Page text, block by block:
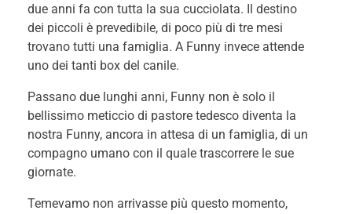
due anni fa con tutta la sua cucciolata. Il destino
dei piccoli è prevedibile, di poco più di tre mesi
trovano tutti una famiglia. A Funny invece attende
uno dei tanti box del canile.
Passano due lunghi anni, Funny non è solo il
bellissimo meticcio di pastore tedesco diventa la
nostra Funny, ancora in attesa di un famiglia, di un
compagno umano con il quale trascorrere le sue
giornate.
Temevamo non arrivasse più questo momento,